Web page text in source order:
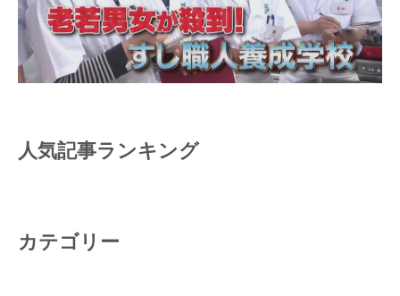
人気記事ランキング
カテゴリー